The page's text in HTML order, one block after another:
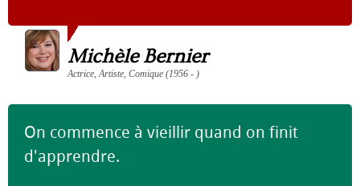
Michèle Bernier
Actrice, Artiste, Comique (1956 - )
On commence à vieillir quand on finit
d'apprendre.